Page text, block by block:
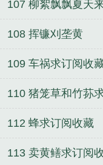
107 柳絮飘飘夏天
108 挥镰刈垄黄
109 车祸求订阅收
110 猪笼草和竹荪
112 蜂求订阅收藏
113 卖黄鳝求订阅